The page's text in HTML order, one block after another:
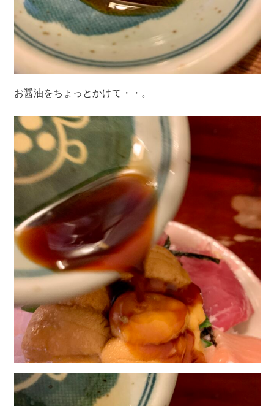
お醤油をちょっとかけて・・。